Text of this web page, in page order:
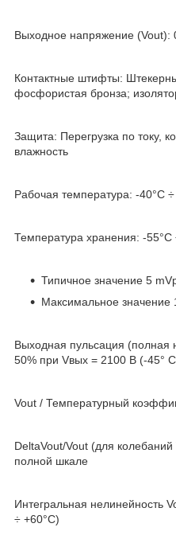
Выходное напряжение (Vout):
Контактные штифты:
фосфористая бронза;
Защита: Перегрузка по току,
влажность
Рабочая температура: -40°С
Температура хранения: -55°С
Типичное значение 5
Максимальное значение
Выходная пульсация (полная
50% при Vвых = 2100 В (-45°
Vout / Температурный
DeltaVout/Vout (для
полной шкале
Интегральная нелинейность
÷ +60°С)